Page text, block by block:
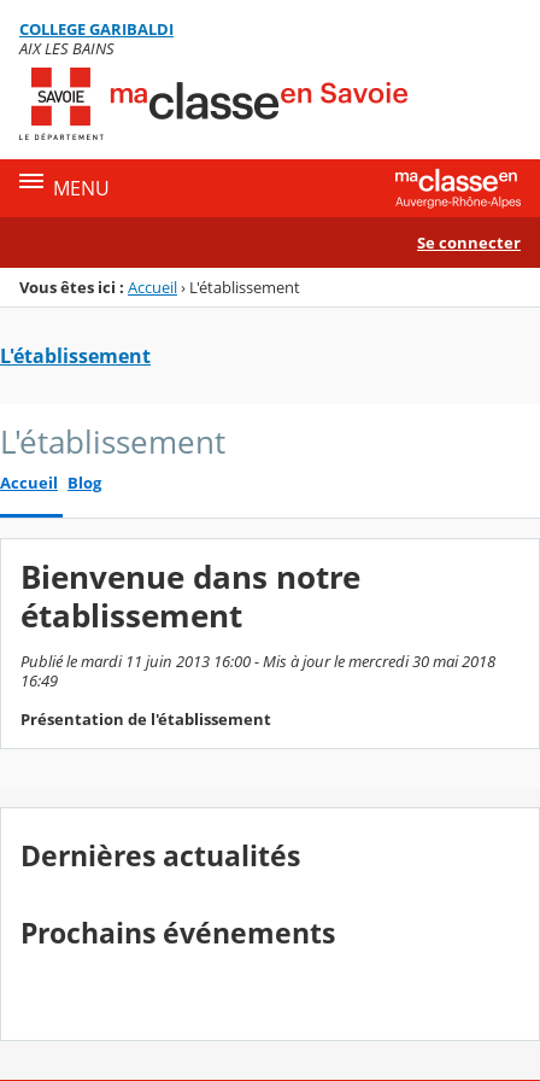
Menu de la rubrique
Contenu
COLLEGE GARIBALDI
AIX LES BAINS
MENU
Se connecter
Vous êtes ici : Accueil› L'établissement
L'établissement
L'établissement
Accueil Blog
Bienvenue dans notre
établissement
Publié le mardi 11 juin 2013 16:00 - Mis à jour le mercredi 30 mai 2018
16:49
Présentation de l'établissement
Dernières actualités
Prochains événements